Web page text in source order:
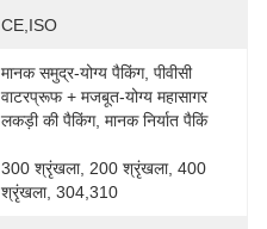
CE,ISO
मानक समुद्र-योग्य पैकिंग, पीवीसी
वाटरप्रूफ + मजबूत-योग्य महासागर
लकड़ी की पैकिंग, मानक निर्यात पैकिं
300 श्रृंखला, 200 श्रृंखला, 400
श्रृंखला, 304,310